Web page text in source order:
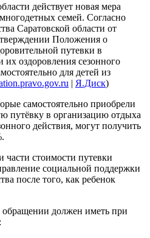
действует новая мера
семей. Согласно
Саратовской области от
Положения о
путевки в
оздоровления сезонного
для детей из
| Я.Диск)
самостоятельно приобрели
путёвку в организацию отдыха
действия, могут получить
части стоимости путевки
социальной поддержки
после того, как ребенок
должен иметь при